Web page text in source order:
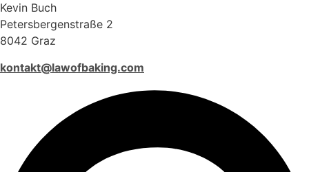
Kevin Buch
Petersbergenstraße 2
8042 Graz
kontakt@lawofbaking.com